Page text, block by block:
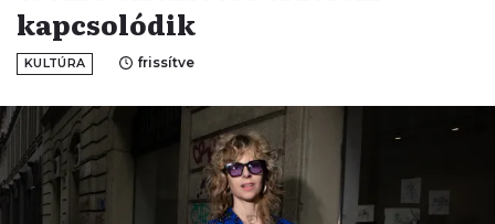
kapcsolódik
KULTÚRA frissítve